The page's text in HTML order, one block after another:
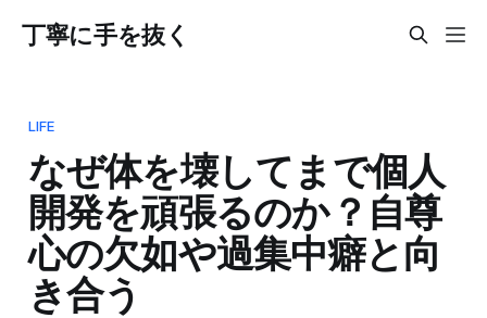
丁寧に手を抜く
LIFE
なぜ体を壊してまで個人
開発を頑張るのか？自尊
心の欠如や過集中癖と向
き合う